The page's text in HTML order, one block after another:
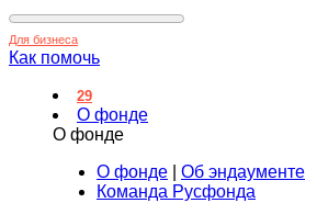
Для бизнеса
Как помочь
29
О фонде
О фонде
О фонде
Об эндаументе
Команда Русфонда